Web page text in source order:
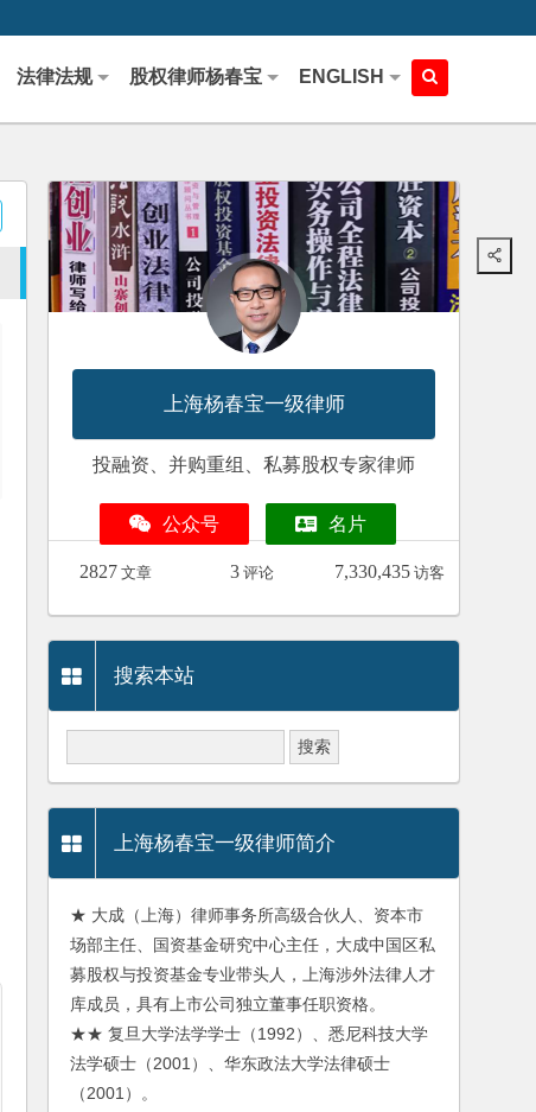
法律法规 股权律师杨春宝 ENGLISH
上海杨春宝一级律师
投融资、并购重组、私募股权专家律师
公众号 名片
2827 文章 3 评论 7,330,435 访客
搜索本站
上海杨春宝一级律师简介
★ 大成（上海）律师事务所高级合伙人、资本市
场部主任、国资基金研究中心主任，大成中国区私
募股权与投资基金专业带头人，上海涉外法律人才
库成员，具有上市公司独立董事任职资格。
★★ 复旦大学法学学士（1992）、悉尼科技大学
法学硕士（2001）、华东政法大学法律硕士
（2001）。